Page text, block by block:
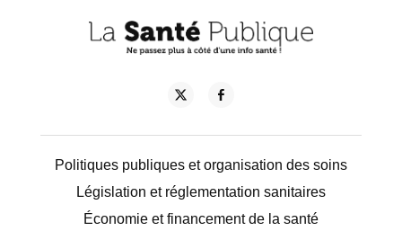
Politiques publiques et organisation des soins
Législation et réglementation sanitaires
Économie et financement de la santé